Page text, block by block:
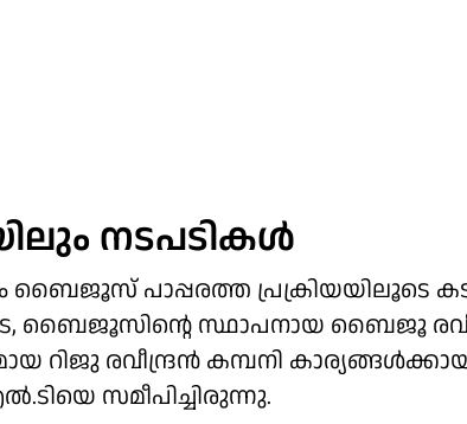
നടപടികള്‍
ബൈജൂസ് പാപ്പരത്ത
ബൈജൂസിന്റെ സ്ഥാപനായ ബൈജൂ
റിജു രവീന്ദ്രന്‍ കമ്പനി
സമീപിച്ചിരുന്നു.